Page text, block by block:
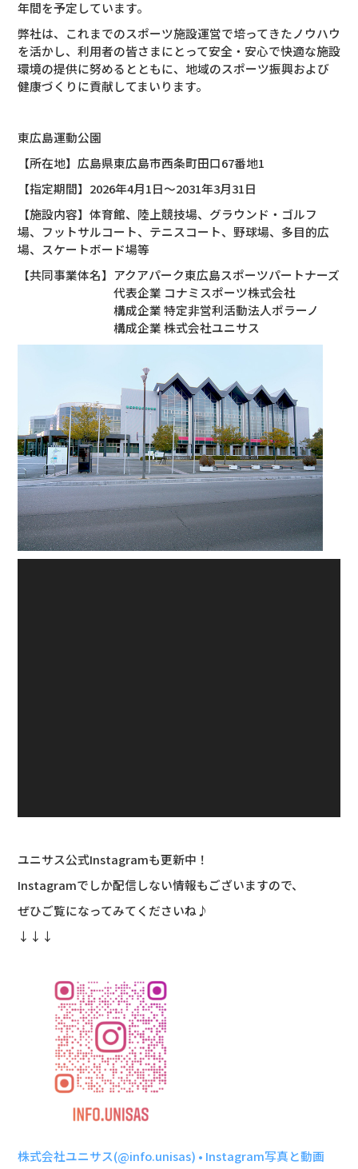
年間を予定しています。
弊社は、これまでのスポーツ施設運営で培ってきたノウハウ
を活かし、利用者の皆さまにとって安全・安心で快適な施設
環境の提供に努めるとともに、地域のスポーツ振興および
健康づくりに貢献してまいります。
東広島運動公園
【所在地】広島県東広島市西条町田口67番地1
【指定期間】2026年4月1日～2031年3月31日
【施設内容】体育館、陸上競技場、グラウンド・ゴルフ
場、フットサルコート、テニスコート、野球場、多目的広
場、スケートボード場等
【共同事業体名】アクアパーク東広島スポーツパートナーズ
代表企業 コナミスポーツ株式会社
構成企業 特定非営利活動法人ポラーノ
構成企業 株式会社ユニサス
ユニサス公式Instagramも更新中！
Instagramでしか配信しない情報もございますので、
ぜひご覧になってみてくださいね♪
↓↓↓
株式会社ユニサス(@info.unisas) • Instagram写真と動画